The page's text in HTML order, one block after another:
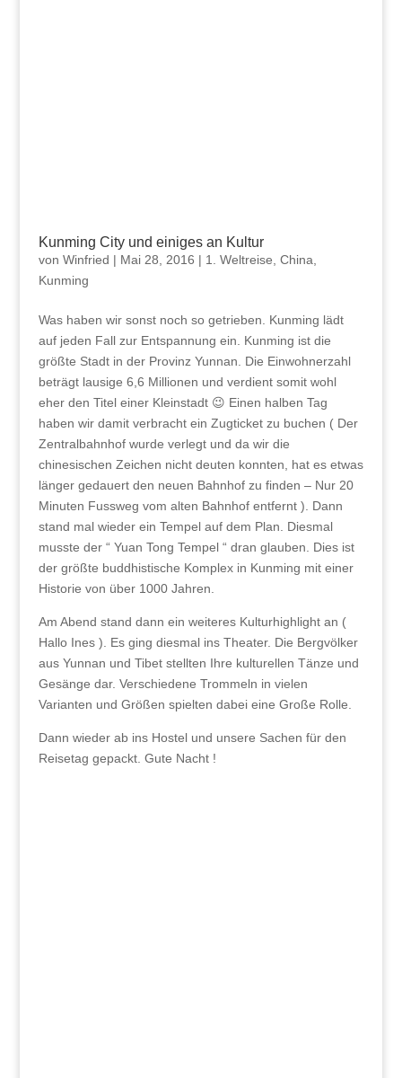
Kunming City und einiges an Kultur
von Winfried | Mai 28, 2016 | 1. Weltreise China
Kunming
Was haben wir sonst noch so getrieben. Kunming lädt
auf jeden Fall zur Entspannung ein. Kunming ist die
größte Stadt in der Provinz Yunnan. Die Einwohnerzahl
beträgt lausige 6,6 Millionen und verdient somit wohl
eher den Titel einer Kleinstadt 😉 Einen halben Tag
haben wir damit verbracht ein Zugticket zu buchen ( Der
Zentralbahnhof wurde verlegt und da wir die
chinesischen Zeichen nicht deuten konnten, hat es etwas
länger gedauert den neuen Bahnhof zu finden – Nur 20
Minuten Fussweg vom alten Bahnhof entfernt ). Dann
stand mal wieder ein Tempel auf dem Plan. Diesmal
musste der “ Yuan Tong Tempel “ dran glauben. Dies ist
der größte buddhistische Komplex in Kunming mit einer
Historie von über 1000 Jahren.
Am Abend stand dann ein weiteres Kulturhighlight an (
Hallo Ines ). Es ging diesmal ins Theater. Die Bergvölker
aus Yunnan und Tibet stellten Ihre kulturellen Tänze und
Gesänge dar. Verschiedene Trommeln in vielen
Varianten und Größen spielten dabei eine Große Rolle.
Dann wieder ab ins Hostel und unsere Sachen für den
Reisetag gepackt. Gute Nacht !